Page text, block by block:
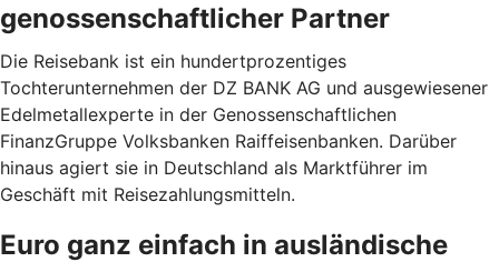
genossenschaftlicher Partner
Die Reisebank ist ein hundertprozentiges
Tochterunternehmen der DZ BANK AG und ausgewiesener
Edelmetallexperte in der Genossenschaftlichen
FinanzGruppe Volksbanken Raiffeisenbanken. Darüber
hinaus agiert sie in Deutschland als Marktführer im
Geschäft mit Reisezahlungsmitteln.
Euro ganz einfach in ausländische